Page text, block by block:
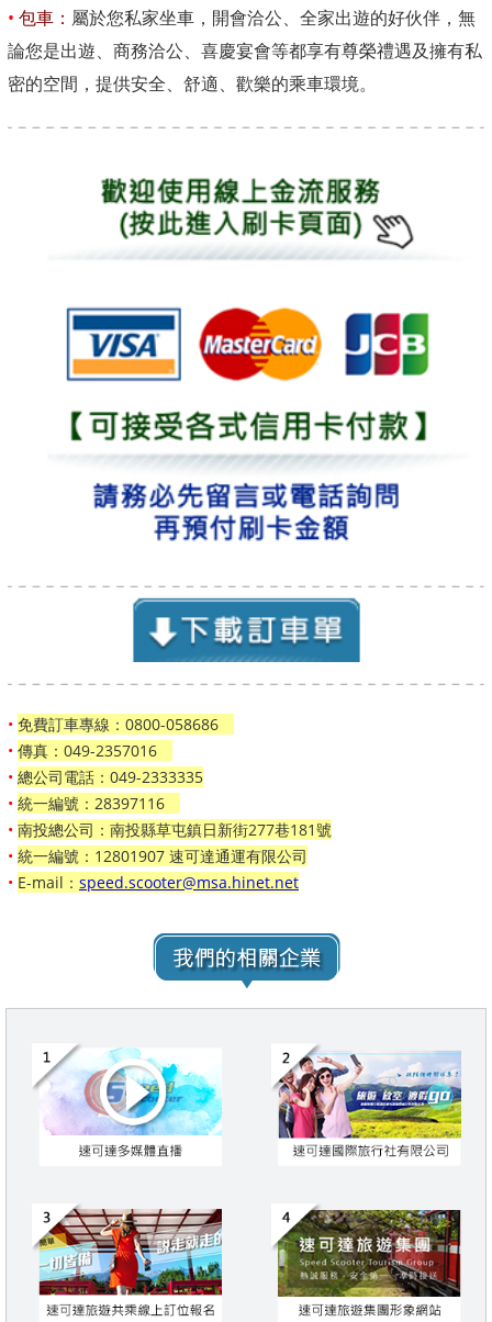
• 包車： 屬於您私家坐車，開會洽公、全家出遊的好伙伴，無
論您是出遊、商務洽公、喜慶宴會等都享有尊榮禮遇及擁有私
密的空間，提供安全、舒適、歡樂的乘車環境。
• 免費訂車專線：0800-058686
• 傳真：049-2357016
• 總公司電話：049-2333335
• 統一編號：28397116
• 南投總公司：南投縣草屯鎮日新街277巷181號
• 統一編號：12801907 速可達通運有限公司
• E-mail： speed.scooter@msa.hinet.net